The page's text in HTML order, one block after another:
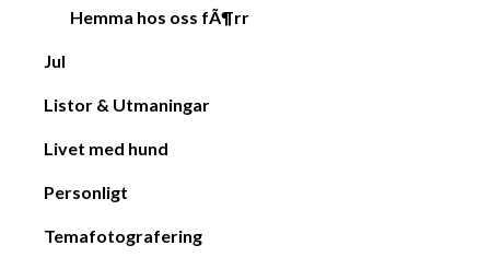
Hemma hos oss fÃ¶rr
Jul
Listor & Utmaningar
Livet med hund
Personligt
Temafotografering